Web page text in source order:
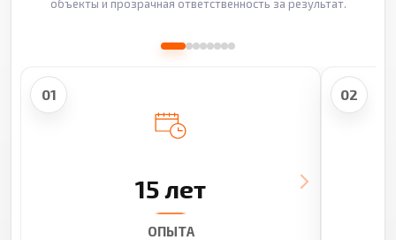
объекты и прозрачная ответственность за результат.
01
15 лет
ОПЫТА
02